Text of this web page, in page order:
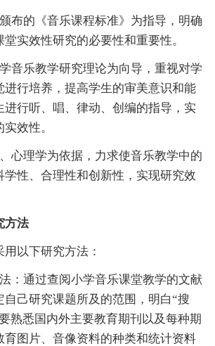
布的《音乐课程标准》为指导，明确
实效性研究的必要性和重要性。
音乐教学研究理论为向导，重视对学
进行培养，提高学生的审美意识和能
进行听、唱、律动、创编的指导，实
效性。
心理学为依据，力求使音乐教学中的
学性、合理性和创新性，实现研究效
方法
以下研究方法：
：通过查阅小学音乐课堂教学的文献
自己研究课题所及的范围，明白“搜
熟悉国内外主要教育期刊以及每种期
育图片、音像资料的种类和统计资料